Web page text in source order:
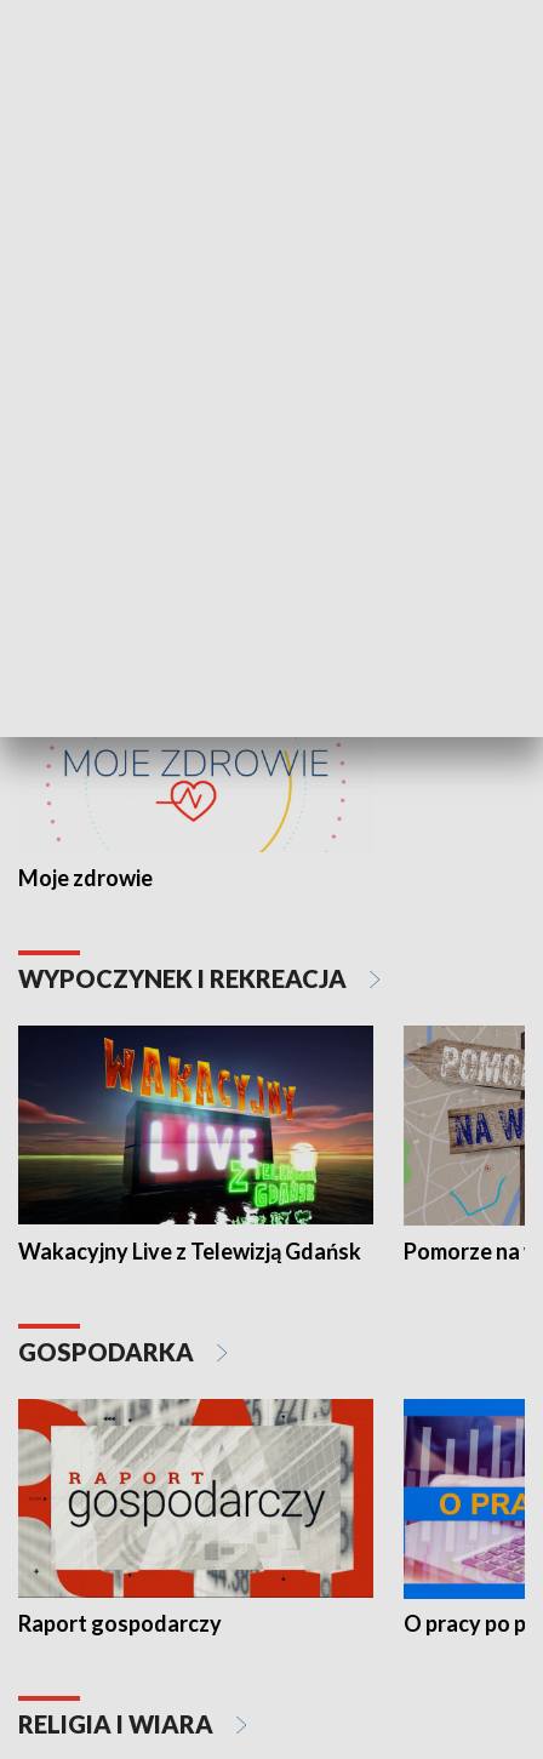
Moje zdrowie
WYPOCZYNEK I REKREACJA
Wakacyjny Live z Telewizją Gdańsk Pomorze na
GOSPODARKA
Raport gospodarczy O pracy po
RELIGIA I WIARA